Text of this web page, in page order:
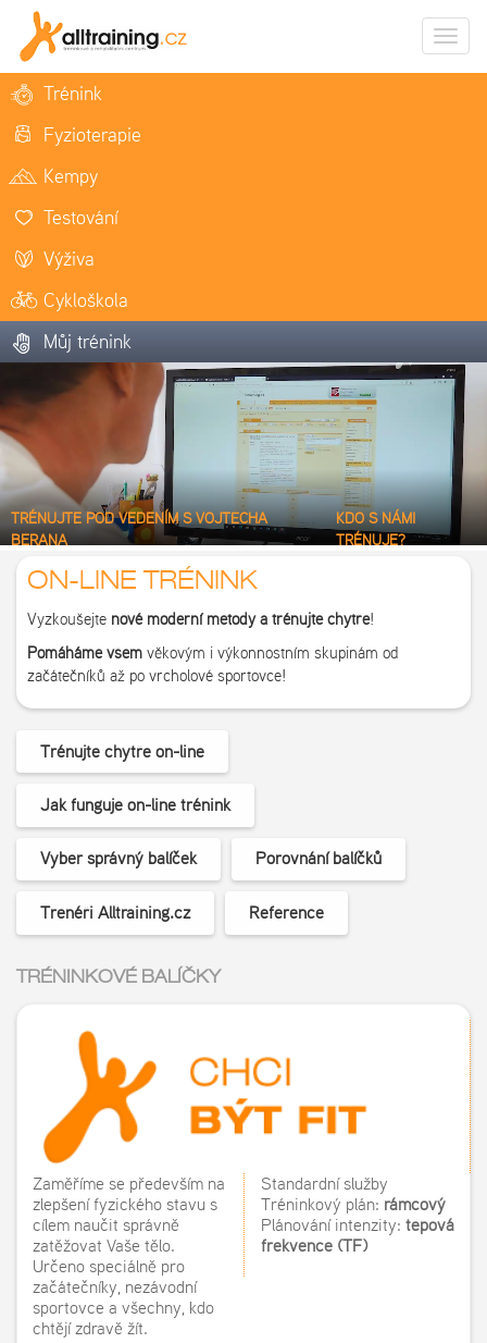
Trénink
Fyzioterapie
Kempy
Testování
Výživa
Cykloškola
Můj trénink
TRÉNUJTE POD VEDENÍM S VOJTĚCHA
BERANA
KDO S NÁMI
TRÉNUJE?
ON-LINE TRÉNINK
Vyzkoušejte nové moderní metody a trénujte chytře!
Pomáhámevšemvěkovým i výkonnostním skupinám od
začátečníků až po vrcholové sportovce!
Trénujte chytře on-line
Jak funguje on-line trénink
Vyber správný balíček Porovnání balíčků
Trenéři Alltraining.cz Reference
TRÉNINKOVÉ BALÍČKY
Zaměříme se především na
zlepšení fyzického stavu s
cílem naučit správně
zatěžovat Vaše tělo.
Určeno speciálně pro
začátečníky, nezávodní
sportovce a všechny, kdo
chtějí zdravě žít.
Standardní služby
Tréninkový plán: rámcový
Plánování intenzity: tepová
frekvence (TF)